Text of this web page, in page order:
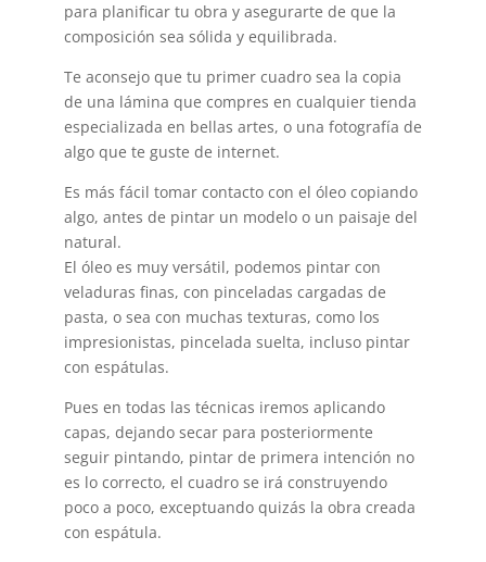
para planificar tu obra y asegurarte de que la
composición sea sólida y equilibrada.
Te aconsejo que tu primer cuadro sea la copia
de una lámina que compres en cualquier tienda
especializada en bellas artes, o una fotografía de
algo que te guste de internet.
Es más fácil tomar contacto con el óleo copiando
algo, antes de pintar un modelo o un paisaje del
natural.
El óleo es muy versátil, podemos pintar con
veladuras finas, con pinceladas cargadas de
pasta, o sea con muchas texturas, como los
impresionistas, pincelada suelta, incluso pintar
con espátulas.
Pues en todas las técnicas iremos aplicando
capas, dejando secar para posteriormente
seguir pintando, pintar de primera intención no
es lo correcto, el cuadro se irá construyendo
poco a poco, exceptuando quizás la obra creada
con espátula.